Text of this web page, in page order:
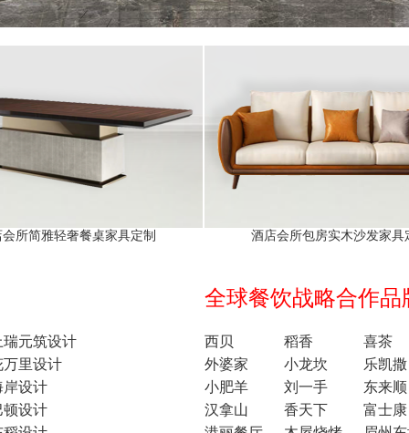
所简雅轻奢餐桌家具定制 酒店会所包房实木沙发家具
瑞元筑设计
万里设计
岸设计
顿设计
全球餐饮战略合作品
西贝 稻香
喜茶
外婆家
小龙坎
乐凯撒
小肥羊
刘一手
东来顺
汉拿山
香天下
富士康